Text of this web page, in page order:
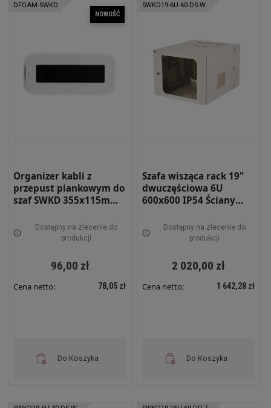
ułatwiony dostęp do tylnej części urządzeń zainstalowanych
DFOAM-SWKD
Organizer kabli z
przepust piankowym do
szaf SWKD 355x115mm
Dostępny na zlecenie do
produkcji
96,00 zł
Cena netto: 78,05 zł
Do Koszyka
NOWOŚĆ
SWKD19-6U-60-DS-W
Szafa wisząca rack 19"
dwuczęściowa 6U
600x600 IP54 Ściany
szybą Wewnętrzna RAL
7035 szara SWKD19-6U-
Dostępny na zlecenie do
produkcji
2 020,00 zł
Cena netto: 1 642,28 zł
Do Koszyka